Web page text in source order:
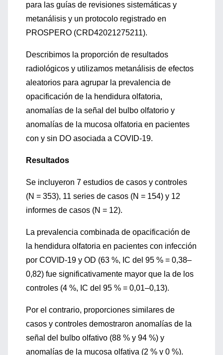
para las guías de revisiones sistemáticas y
metanálisis y un protocolo registrado en
PROSPERO (CRD42021275211).
Describimos la proporción de resultados
radiológicos y utilizamos metanálisis de efectos
aleatorios para agrupar la prevalencia de
opacificación de la hendidura olfatoria,
anomalías de la señal del bulbo olfatorio y
anomalías de la mucosa olfatoria en pacientes
con y sin DO asociada a COVID-19.
Resultados
Se incluyeron 7 estudios de casos y controles
(N = 353), 11 series de casos (N = 154) y 12
informes de casos (N = 12).
La prevalencia combinada de opacificación de
la hendidura olfatoria en pacientes con infección
por COVID-19 y OD (63 %, IC del 95 % = 0,38–
0,82) fue significativamente mayor que la de los
controles (4 %, IC del 95 % = 0,01–0,13).
Por el contrario, proporciones similares de
casos y controles demostraron anomalías de la
señal del bulbo olfativo (88 % y 94 %) y
anomalías de la mucosa olfativa (2 % y 0 %).